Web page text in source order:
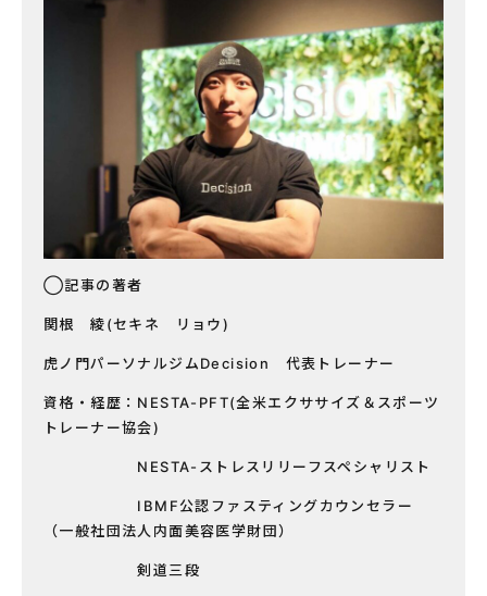
◯記事の著者
関根 綾(セキネ リョウ)
虎ノ門パーソナルジムDecision 代表トレーナー
資格・経歴：NESTA-PFT(全米エクササイズ＆スポーツ
トレーナー協会)
NESTA-ストレスリリーフスペシャリスト
IBMF公認ファスティングカウンセラー
（一般社団法人内面美容医学財団）
剣道三段